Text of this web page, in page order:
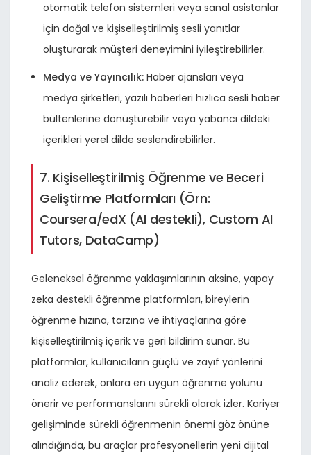
otomatik telefon sistemleri veya sanal asistanlar
için doğal ve kişiselleştirilmiş sesli yanıtlar
oluşturarak müşteri deneyimini iyileştirebilirler.
Medya ve Yayıncılık: Haber ajansları veya
medya şirketleri, yazılı haberleri hızlıca sesli haber
bültenlerine dönüştürebilir veya yabancı dildeki
içerikleri yerel dilde seslendirebilirler.
7. Kişiselleştirilmiş Öğrenme ve Beceri
Geliştirme Platformları (Örn:
Coursera/edX (AI destekli), Custom AI
Tutors, DataCamp)
Geleneksel öğrenme yaklaşımlarının aksine, yapay
zeka destekli öğrenme platformları, bireylerin
öğrenme hızına, tarzına ve ihtiyaçlarına göre
kişiselleştirilmiş içerik ve geri bildirim sunar. Bu
platformlar, kullanıcıların güçlü ve zayıf yönlerini
analiz ederek, onlara en uygun öğrenme yolunu
önerir ve performanslarını sürekli olarak izler. Kariyer
gelişiminde sürekli öğrenmenin önemi göz önüne
alındığında, bu araçlar profesyonellerin yeni dijital